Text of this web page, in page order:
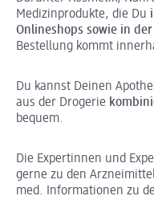
Medizinprodukte, die Du
Onlineshops sowie in
Bestellung kommt
Du kannst Deinen
aus der Drogerie
bequem.
Die Expertinnen und
gerne zu den
med. Informationen zu